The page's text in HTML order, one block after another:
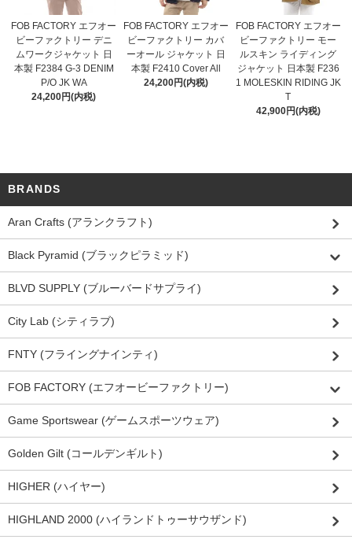
FOB FACTORY エフオー
ビーファクトリー デニ
ムワークジャケット 日
本製 F2384 G-3 DENIM
P/O JK WA
24,200円(内税)
FOB FACTORY エフオー
ビーファクトリー カバ
ーオール ジャケット 日
本製 F2410 Cover All
24,200円(内税)
FOB FACTORY エフオー
ビーファクトリー モー
ルスキン ライディング
ジャケット 日本製 F236
1 MOLESKIN RIDING JK
T
42,900円(内税)
BRANDS
Aran Crafts (アランクラフト)
Black Pyramid (ブラックピラミッド)
BLVD SUPPLY (ブルーバードサプライ)
City Lab (シティラブ)
FNTY (フライングナインティ)
FOB FACTORY (エフオービーファクトリー)
Game Sportswear (ゲームスポーツウェア)
Golden Gilt (コールデンギルト)
HIGHER (ハイヤー)
HIGHLAND 2000 (ハイランドトゥーサウザンド)